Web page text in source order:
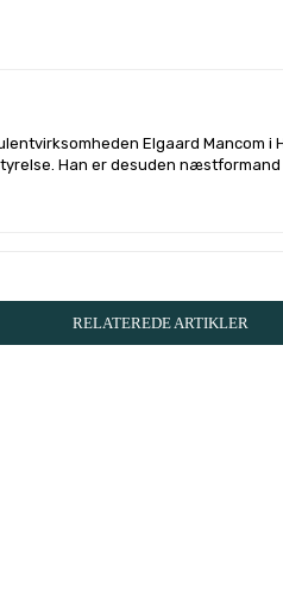
Elgaard Mancom
Han er desuden
RELATEREDE ARTIKLER